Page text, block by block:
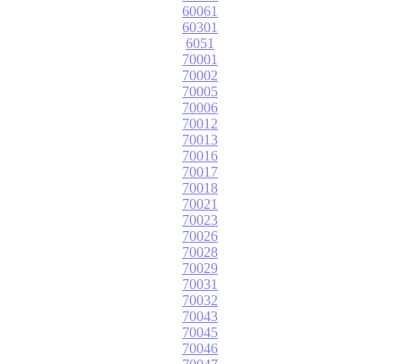
60061
60301
6051
70001
70002
70005
70006
70012
70013
70016
70017
70018
70021
70023
70026
70028
70029
70031
70032
70043
70045
70046